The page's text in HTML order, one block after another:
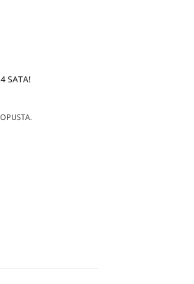
SATA!